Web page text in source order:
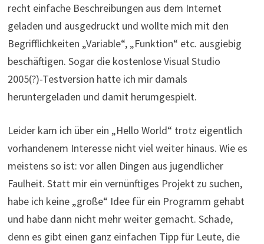
recht einfache Beschreibungen aus dem Internet
geladen und ausgedruckt und wollte mich mit den
Begrifflichkeiten „Variable“, „Funktion“ etc. ausgiebig
beschäftigen. Sogar die kostenlose Visual Studio
2005(?)-Testversion hatte ich mir damals
heruntergeladen und damit herumgespielt.
Leider kam ich über ein „Hello World“ trotz eigentlich
vorhandenem Interesse nicht viel weiter hinaus. Wie es
meistens so ist: vor allen Dingen aus jugendlicher
Faulheit. Statt mir ein vernünftiges Projekt zu suchen,
habe ich keine „große“ Idee für ein Programm gehabt
und habe dann nicht mehr weiter gemacht. Schade,
denn es gibt einen ganz einfachen Tipp für Leute, die